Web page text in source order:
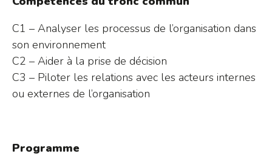
C1 – Analyser les processus de l’organisation dans
son environnement
C2 – Aider à la prise de décision
C3 – Piloter les relations avec les acteurs internes
ou externes de l’organisation
Programme